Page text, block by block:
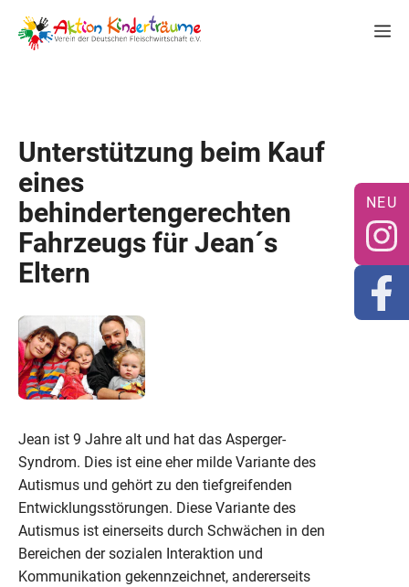
Inhalt
springen
Unterstützung beim Kauf
eines
behindertengerechten
Fahrzeugs für Jean´s
Eltern
Jean ist 9 Jahre alt und hat das Asperger-
Syndrom. Dies ist eine eher milde Variante des
Autismus und gehört zu den tiefgreifenden
Entwicklungsstörungen. Diese Variante des
Autismus ist einerseits durch Schwächen in den
Bereichen der sozialen Interaktion und
Kommunikation gekennzeichnet, andererseits